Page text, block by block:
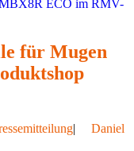
für Mugen
|
Daniel